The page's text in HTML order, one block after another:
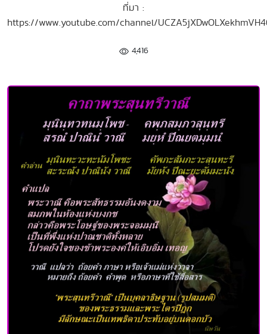
ที่มา :
https://www.youtube.com/channel/
4,416